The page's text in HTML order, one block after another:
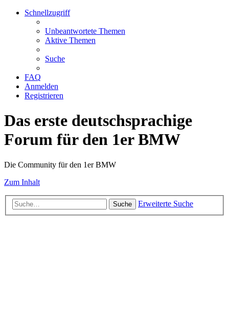
Schnellzugriff
Unbeantwortete Themen
Aktive Themen
Suche
FAQ
Anmelden
Registrieren
Das erste deutschsprachige
Forum für den 1er BMW
Die Community für den 1er BMW
Zum Inhalt
Suche Erweiterte Suche